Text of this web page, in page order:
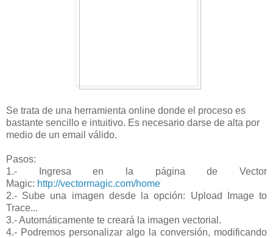
Se trata de una herramienta online donde el proceso es
bastante sencillo e intuitivo. Es necesario darse de alta por
medio de un email válido.
Pasos:
1.- Ingresa en la página de Vector
Magic: http://vectormagic.com/home
2.- Sube una imagen desde la opción: Upload Image to
Trace...
3.- Automáticamente te creará la imagen vectorial.
4.- Podremos personalizar algo la conversión, modificando